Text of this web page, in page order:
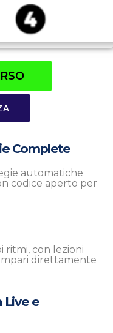
Complete
automatiche
codice aperto per
ritmi, con lezioni
direttamente
Live e